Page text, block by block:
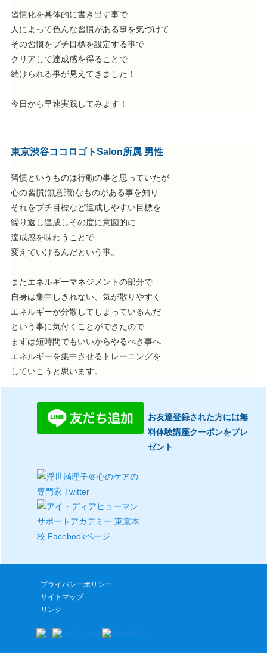
習慣化を具体的に書き出す事で
人によって色んな習慣がある事を気づけて
その習慣をプチ目標を設定する事で
クリアして達成感を得ることで
続けられる事が見えてきました！
今日から早速実践してみます！
東京渋谷ココロゴトSalon所属 男性
習慣というものは行動の事と思っていたが
心の習慣(無意識)なものがある事を知り
それをプチ目標など達成しやすい目標を
繰り返し達成しその度に意図的に
達成感を味わうことで
変えていけるんだという事。
またエネルギーマネジメントの部分で
自身は集中しきれない、気が散りやすく
エネルギーが分散してしまっているんだ
という事に気付くことができたので
まずは短時間でもいいからやるべき事へ
エネルギーを集中させるトレーニングを
していこうと思います。
お友達登録された方には無
料体験講座クーポンをプレ
ゼント
プライバシーポリシー
サイトマップ
リンク